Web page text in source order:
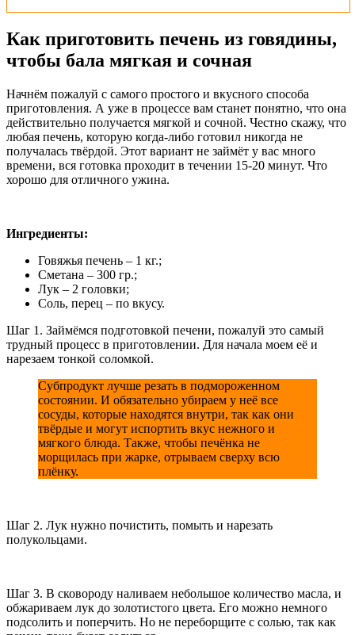
Как приготовить печень из говядины,
чтобы бала мягкая и сочная
Начнём пожалуй с самого простого и вкусного способа
приготовления. А уже в процессе вам станет понятно, что она
действительно получается мягкой и сочной. Честно скажу, что
любая печень, которую когда-либо готовил никогда не
получалась твёрдой. Этот вариант не займёт у вас много
времени, вся готовка проходит в течении 15-20 минут. Что
хорошо для отличного ужина.
Ингредиенты:
Говяжья печень – 1 кг.;
Сметана – 300 гр.;
Лук – 2 головки;
Соль, перец – по вкусу.
Шаг 1. Займёмся подготовкой печени, пожалуй это самый
трудный процесс в приготовлении. Для начала моем её и
нарезаем тонкой соломкой.
Субпродукт лучше резать в подмороженном
состоянии. И обязательно убираем у неё все
сосуды, которые находятся внутри, так как они
твёрдые и могут испортить вкус нежного и
мягкого блюда. Также, чтобы печёнка не
морщилась при жарке, отрываем сверху всю
плёнку.
Шаг 2. Лук нужно почистить, помыть и нарезать
полукольцами.
Шаг 3. В сковороду наливаем небольшое количество масла, и
обжариваем лук до золотистого цвета. Его можно немного
подсолить и поперчить. Но не переборщите с солью, так как